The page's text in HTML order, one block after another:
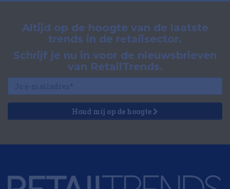
Altijd op de hoogte van de laatste
trends in de retailsector.
Schrijf je nu in voor de nieuwsbrieven
van RetailTrends.
Houd mij op de hoogte